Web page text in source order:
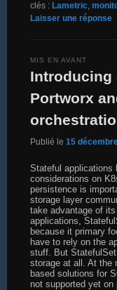
clés : Lametric,
Laisser une réponse
Introducing
Portworx
MIS EN AVANT
Publié le 15
Stateful applications
considerations on
persistence is
storage layer
take advantage of
applications,
because it primary
have to rely on the
stuff. But StatefulSet
storage at all. At the
based solutions for
not supported yet on